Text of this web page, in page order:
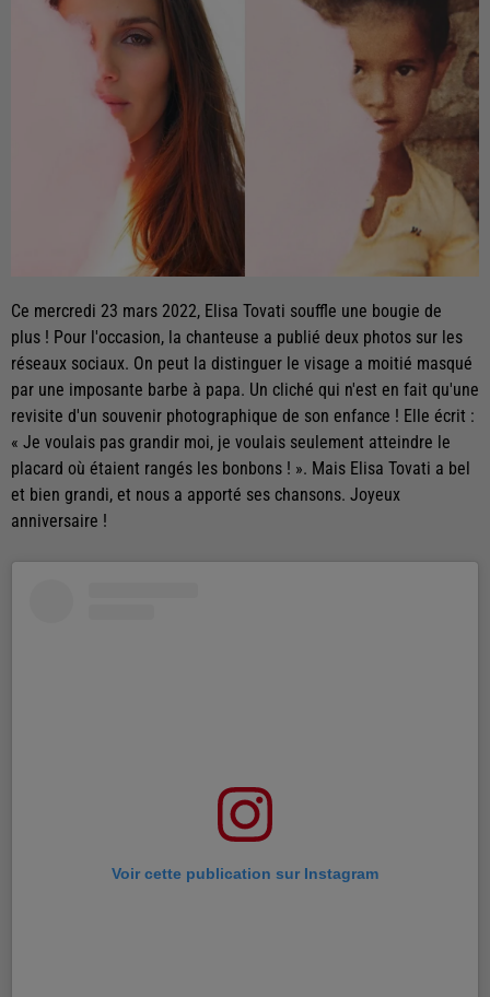
Ce mercredi 23 mars 2022, Elisa Tovati souffle une bougie de
plus ! Pour l'occasion, la chanteuse a publié deux photos sur les
réseaux sociaux. On peut la distinguer le visage a moitié masqué
par une imposante barbe à papa. Un cliché qui n'est en fait qu'une
revisite d'un souvenir photographique de son enfance ! Elle écrit :
« Je voulais pas grandir moi, je voulais seulement atteindre le
placard où étaient rangés les bonbons ! ». Mais Elisa Tovati a bel
et bien grandi, et nous a apporté ses chansons. Joyeux
anniversaire !
Voir cette publication sur Instagram